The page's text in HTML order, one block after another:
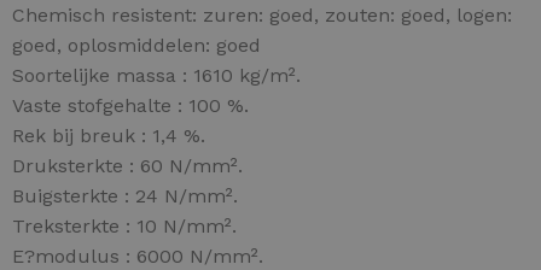
Chemisch resistent: zuren: goed, zouten: goed, logen:
goed, oplosmiddelen: goed
Soortelijke massa : 1610 kg/m².
Vaste stofgehalte : 100 %.
Rek bij breuk : 1,4 %.
Druksterkte : 60 N/mm².
Buigsterkte : 24 N/mm².
Treksterkte : 10 N/mm².
E?modulus : 6000 N/mm².